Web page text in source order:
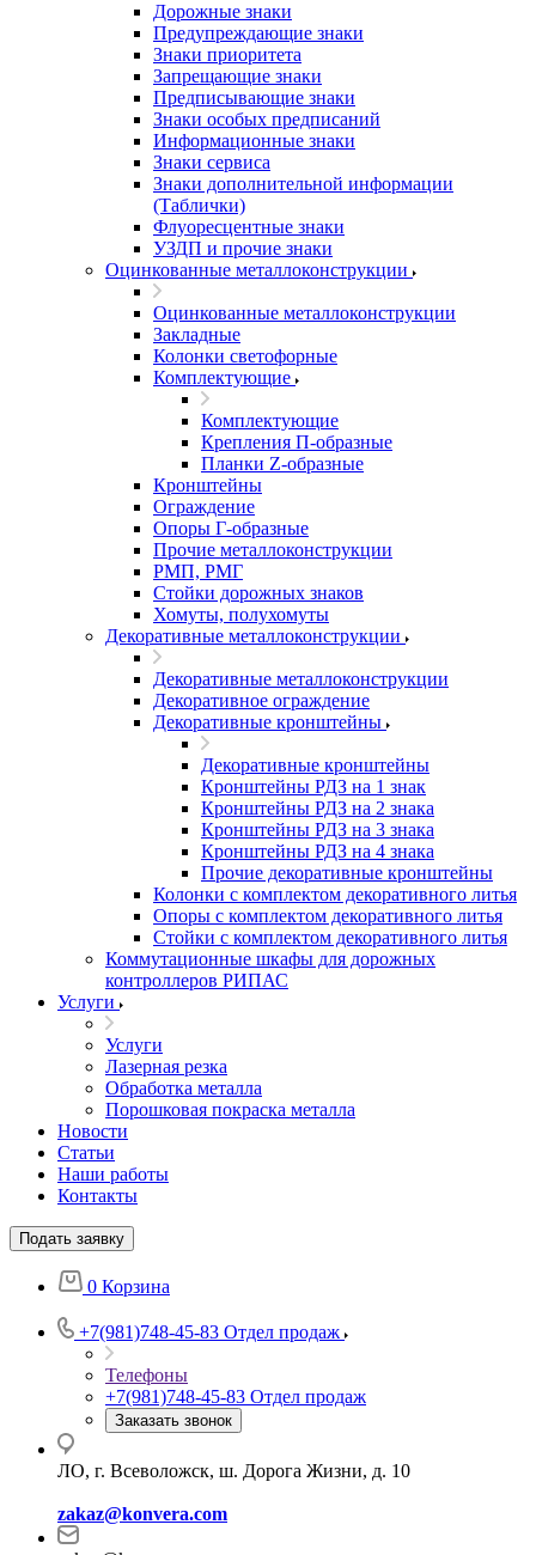
Дорожные знаки
Предупреждающие знаки
Знаки приоритета
Запрещающие знаки
Предписывающие знаки
Знаки особых предписаний
Информационные знаки
Знаки сервиса
Знаки дополнительной информации
(Таблички)
Флуоресцентные знаки
УЗДП и прочие знаки
Оцинкованные металлоконструкции
Оцинкованные металлоконструкции
Закладные
Колонки светофорные
Комплектующие
Комплектующие
Крепления П-образные
Планки Z-образные
Кронштейны
Ограждение
Опоры Г-образные
Прочие металлоконструкции
РМП, РМГ
Стойки дорожных знаков
Хомуты, полухомуты
Декоративные металлоконструкции
Декоративные металлоконструкции
Декоративное ограждение
Декоративные кронштейны
Декоративные кронштейны
Кронштейны РДЗ на 1 знак
Кронштейны РДЗ на 2 знака
Кронштейны РДЗ на 3 знака
Кронштейны РДЗ на 4 знака
Прочие декоративные кронштейны
Колонки с комплектом декоративного литья
Опоры с комплектом декоративного литья
Стойки с комплектом декоративного литья
Коммутационные шкафы для дорожных
контроллеров РИПАС
Услуги
Услуги
Лазерная резка
Обработка металла
Порошковая покраска металла
Новости
Статьи
Наши работы
Контакты
Подать заявку
0 Корзина
+7(981)748-45-83 Отдел продаж
Телефоны
+7(981)748-45-83 Отдел продаж
Заказать звонок
ЛО, г. Всеволожск, ш. Дорога Жизни, д. 10
zakaz@konvera.com